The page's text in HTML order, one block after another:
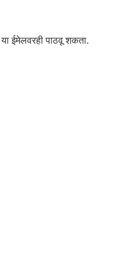
या ईमेलवरही पाठवू शकता.